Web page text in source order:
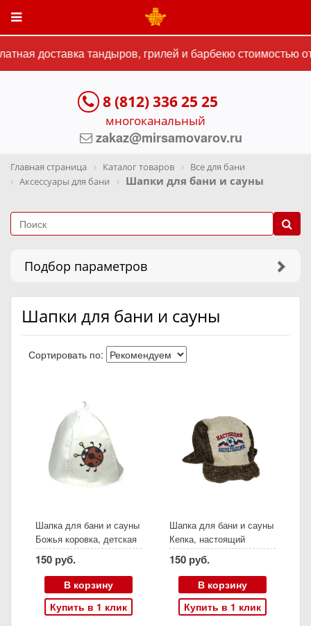
доставка тандыров, грилей и барбекю стоимостью от
8 (812) 336 25 25
многоканальный
zakaz@mirsamovarov.ru
Главная страница Каталог товаров
Все для бани
Аксессуары для бани
Шапки для бани и сауны
Подбор параметров
Шапки для бани и сауны
Сортировать по:
Шапка для бани и сауны
Божья коровка, детская
150 руб.
В корзину
Купить в 1 клик
Шапка для бани и сауны
Кепка, настоящий
болельщик
150 руб.
В корзину
Купить в 1 клик